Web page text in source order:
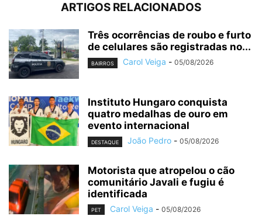
ARTIGOS RELACIONADOS
Três ocorrências de roubo e furto
de celulares são registradas no...
BAIRROS Carol Veiga - 05/08/2026
Instituto Hungaro conquista
quatro medalhas de ouro em
evento internacional
DESTAQUE João Pedro - 05/08/2026
Motorista que atropelou o cão
comunitário Javali e fugiu é
identificada
PET Carol Veiga - 05/08/2026